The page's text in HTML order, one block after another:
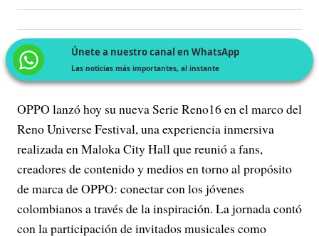
Únete a nuestro canal en WhatsApp
Las noticias más importantes, al instante
OPPO lanzó hoy su nueva Serie Reno16 en el marco del
Reno Universe Festival, una experiencia inmersiva
realizada en Maloka City Hall que reunió a fans,
creadores de contenido y medios en torno al propósito
de marca de OPPO: conectar con los jóvenes
colombianos a través de la inspiración. La jornada contó
con la participación de invitados musicales como